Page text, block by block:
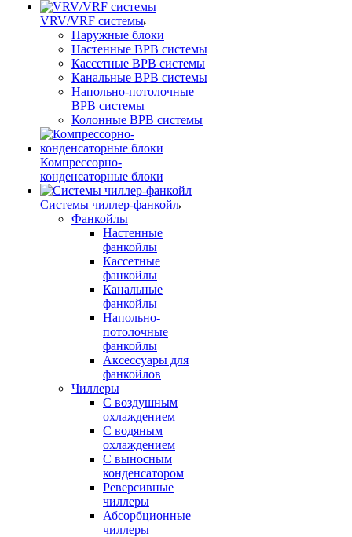
VRV/VRF системы
Наружные блоки
Настенные ВРВ системы
Кассетные ВРВ системы
Канальные ВРВ системы
Напольно-потолочные
ВРВ системы
Колонные ВРВ системы
Компрессорно-
конденсаторные блоки
Системы чиллер-фанкойл
Фанкойлы
Настенные
фанкойлы
Кассетные
фанкойлы
Канальные
фанкойлы
Напольно-
потолочные
фанкойлы
Аксессуары для
фанкойлов
Чиллеры
С воздушным
охлаждением
С водяным
охлаждением
С выносным
конденсатором
Реверсивные
чиллеры
Абсорбционные
чиллеры